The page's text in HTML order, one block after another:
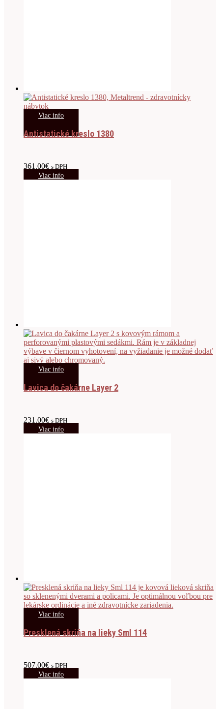
Viac info
Antistatické kreslo 1380
361.00€ s DPH
Viac info
Viac info
Lavica do čakárne Layer 2
231.00€ s DPH
Viac info
Viac info
Presklená skriňa na lieky Sml 114
507.00€ s DPH
Viac info